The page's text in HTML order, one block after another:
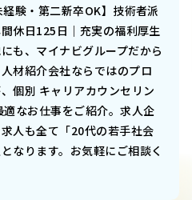
経験・第二新卒OK】技術者派
休日125日｜充実の福利厚生
も、マイナビグループだから
材紹介会社ならではのプロ
個別 キャリアカウンセリン
なお仕事をご紹介。求人企
人も全て「20代の若手社会
なります。お気軽にご相談く